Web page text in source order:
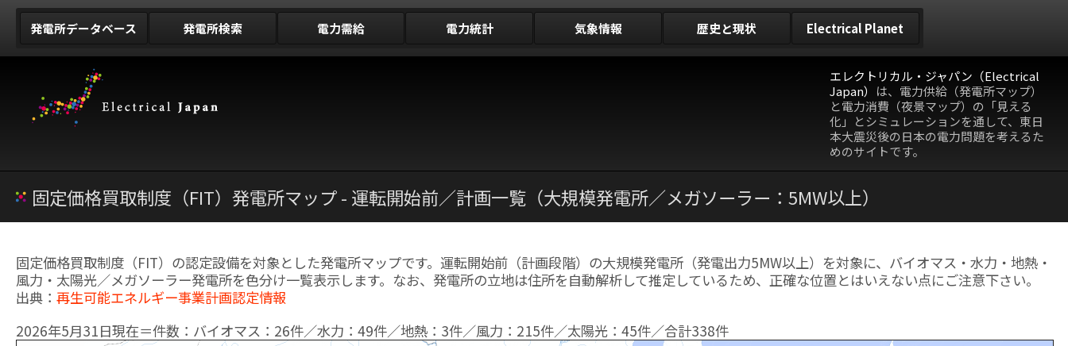
発電所データベース 発電所検索 電力需給 電力統計 気象情報 歴史と現状 Electrical Planet
エレクトリカル・ジャパン（Electrical
Japan） は、電力供給（発電所マップ）
と電力消費（夜景マップ）の「見える
化」とシミュレーションを通して、東日
本大震災後の日本の電力問題を考えるた
めのサイトです。
固定価格買取制度（FIT）発電所マップ - 運転開始前／計画一覧（大規模発電所／メガソーラー：5MW以上）
固定価格買取制度（FIT）の認定設備を対象とした発電所マップです。運転開始前（計画段階）の大規模発電所（発電出力5MW以上）を対象に、バイオマス・水力・地熱・
風力・太陽光／メガソーラー発電所を色分け一覧表示します。なお、発電所の立地は住所を自動解析して推定しているため、正確な位置とはいえない点にご注意下さい。
出典： 再生可能エネルギー事業計画認定情報
2026年5月31日現在＝件数：バイオマス：26件／水力：49件／地熱：3件／風力：215件／太陽光：45件／合計338件